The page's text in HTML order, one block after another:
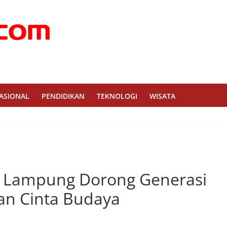
PENDIDIKAN TEKNOLOGI WISATA
Dorong Generasi
Cinta Budaya